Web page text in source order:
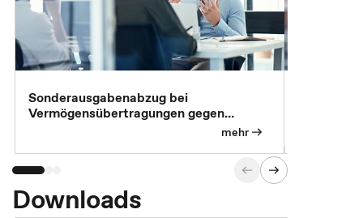
Sonderausgabenabzug bei
Vermögensübertragungen gegen
mehr
Downloads